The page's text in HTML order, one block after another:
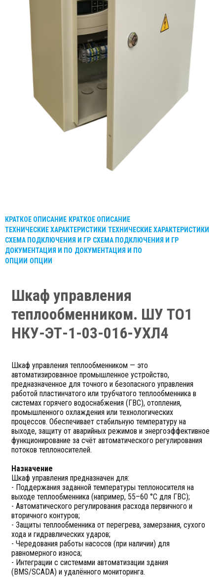
КРАТКОЕ ОПИСАНИЕ КРАТКОЕ ОПИСАНИЕ
ТЕХНИЧЕСКИЕ ХАРАКТЕРИСТИКИ ТЕХНИЧЕСКИЕ ХАРАКТЕРИСТИКИ
СХЕМА ПОДКЛЮЧЕНИЯ И ГР СХЕМА ПОДКЛЮЧЕНИЯ И ГР
ДОКУМЕНТАЦИЯ И ПО ДОКУМЕНТАЦИЯ И ПО
ОПЦИИ ОПЦИИ
Шкаф управления
теплообменником. ШУ ТО1
НКУ-ЭТ-1-03-016-УХЛ4
Шкаф управления теплообменником — это
автоматизированное промышленное устройство,
предназначенное для точного и безопасного управления
работой пластинчатого или трубчатого теплообменника в
системах горячего водоснабжения (ГВС), отопления,
промышленного охлаждения или технологических
процессов. Обеспечивает стабильную температуру на
выходе, защиту от аварийных режимов и энергоэффективное
функционирование за счёт автоматического регулирования
потоков теплоносителей.
Назначение
Шкаф управления предназначен для:
- Поддержания заданной температуры теплоносителя на
выходе теплообменника (например, 55–60 °C для ГВС);
- Автоматического регулирования расхода первичного и
вторичного контуров;
- Защиты теплообменника от перегрева, замерзания, сухого
хода и гидравлических ударов;
- Чередования работы насосов (при наличии) для
равномерного износа;
- Интеграции с системами автоматизации здания
(BMS/SCADA) и удалённого мониторинга.